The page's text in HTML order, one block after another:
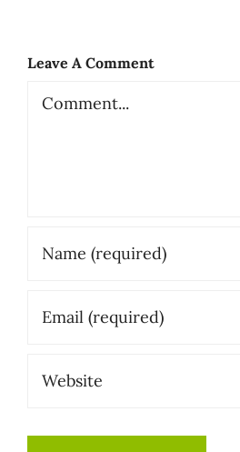
Leave A Comment
Comment